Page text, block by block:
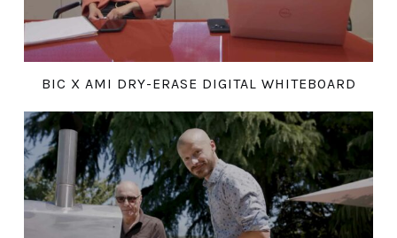
BIC X AMI DRY-ERASE DIGITAL WHITEBOARD